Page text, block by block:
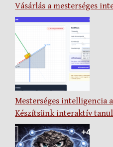
Vásárlás a mesterséges
Mesterséges intelligencia
Készítsünk interaktív